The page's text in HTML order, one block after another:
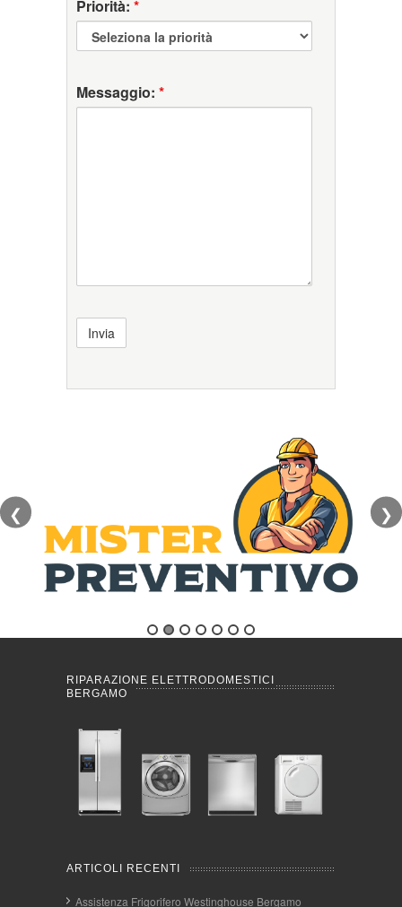
Priorità: *
Messaggio: *
❮ ❯
RIPARAZIONE ELETTRODOMESTICI
BERGAMO
ARTICOLI RECENTI
Assistenza Frigorifero Westinghouse Bergamo